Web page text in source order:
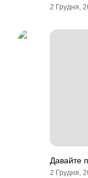
2 Грудня,
Давайте
2 Грудня,